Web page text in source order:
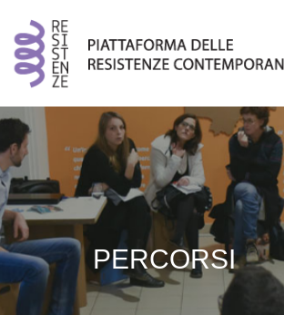
PERCORSI